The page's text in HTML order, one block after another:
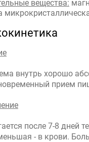
вещества:
внутрь хорошо
прием
после 7-8 дней
- в крови.